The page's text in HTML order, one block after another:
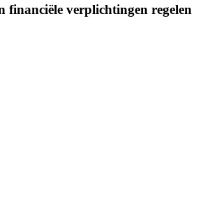
financiële verplichtingen regelen